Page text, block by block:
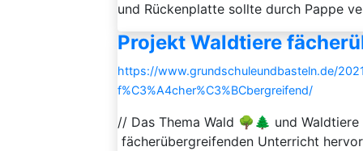
und Rückenplatte sollte durch Pappe
Projekt Waldtiere
https://www.grundschuleundbasteln.de/
f%C3%A4cher%C3%BCbergreifend/
// Das Thema Wald 🌳🌲 und
fächerübergreifenden Unterricht